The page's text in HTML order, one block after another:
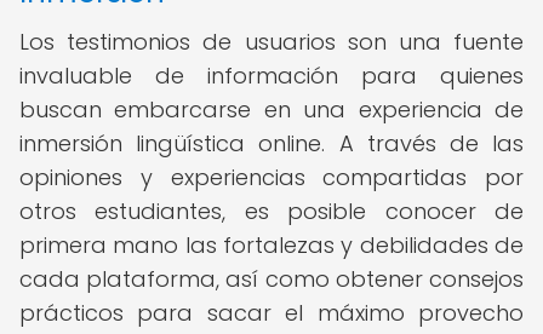
Los testimonios de usuarios son una fuente
invaluable de información para quienes
buscan embarcarse en una experiencia de
inmersión lingüística online. A través de las
opiniones y experiencias compartidas por
otros estudiantes, es posible conocer de
primera mano las fortalezas y debilidades de
cada plataforma, así como obtener consejos
prácticos para sacar el máximo provecho